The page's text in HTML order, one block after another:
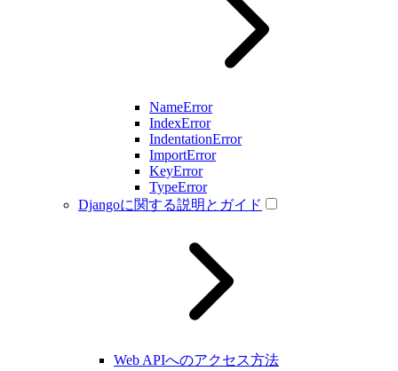
NameError
IndexError
IndentationError
ImportError
KeyError
TypeError
Djangoに関する説明とガイド
Web APIへのアクセス方法